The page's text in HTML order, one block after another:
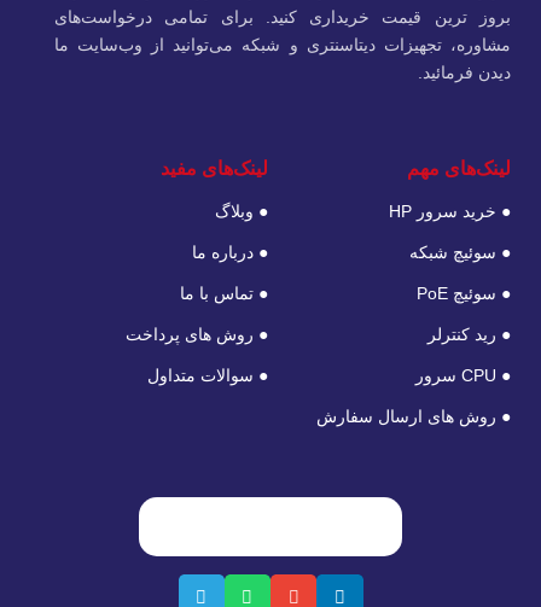
بروز ترین قیمت خریداری کنید. برای تمامی درخواست‌های
مشاوره، تجهیزات دیتاسنتری و شبکه می‌توانید از وب‌سایت ما
دیدن فرمائید.
لینک‌های مهم
● خرید سرور HP
● سوئیچ شبکه
● سوئیچ PoE
● رید کنترلر
● CPU سرور
● روش های ارسال سفارش
لینک‌های مفید
● وبلاگ
● درباره ما
● تماس با ما
● روش های پرداخت
● سوالات متداول